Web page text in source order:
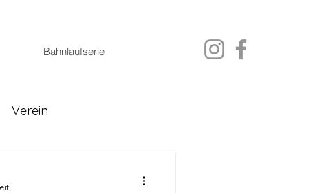
Bahnlaufserie
Verein